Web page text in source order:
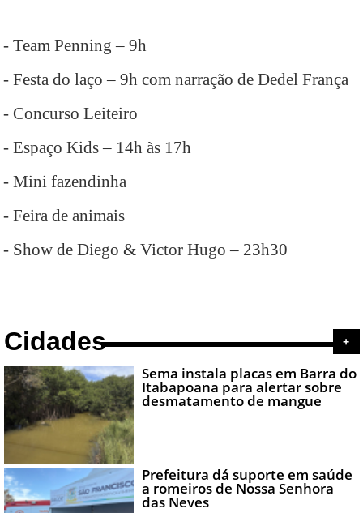
- Team Penning – 9h
- Festa do laço – 9h com narração de Dedel França
- Concurso Leiteiro
- Espaço Kids – 14h às 17h
- Mini fazendinha
- Feira de animais
- Show de Diego & Victor Hugo – 23h30
Cidades +
Sema instala placas em Barra do
Itabapoana para alertar sobre
desmatamento de mangue
Prefeitura dá suporte em saúde
a romeiros de Nossa Senhora
das Neves